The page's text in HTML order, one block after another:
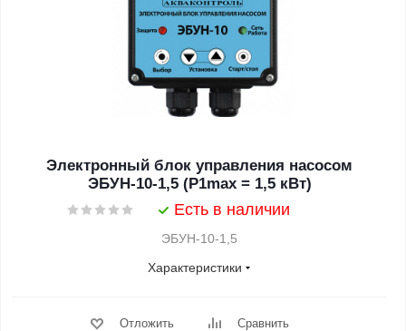
Электронный блок управления насосом
ЭБУН-10-1,5 (P1max = 1,5 кВт)
Есть в наличии
ЭБУН-10-1,5
Характеристики
Отложить Сравнить